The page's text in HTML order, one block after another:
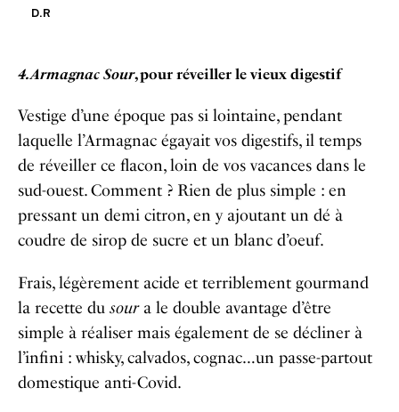
D.R
4. Armagnac Sour, pour réveiller le vieux digestif
Vestige d’une époque pas si lointaine, pendant
laquelle l’Armagnac égayait vos digestifs, il temps
de réveiller ce flacon, loin de vos vacances dans le
sud-ouest. Comment ? Rien de plus simple : en
pressant un demi citron, en y ajoutant un dé à
coudre de sirop de sucre et un blanc d’oeuf.
Frais, légèrement acide et terriblement gourmand
la recette du soura le double avantage d’être
simple à réaliser mais également de se décliner à
l’infini : whisky, calvados, cognac…un passe-partout
domestique anti-Covid.